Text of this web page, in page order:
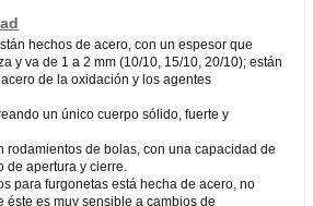
hechos de acero, con un espesor que
y va de 1 a 2 mm (10/10, 15/10, 20/10); están
de la oxidación y los agentes
un único cuerpo sólido, fuerte y
rodamientos de bolas, con una capacidad de
de apertura y cierre.
para furgonetas está hecha de acero, no
éste es muy sensible a cambios de